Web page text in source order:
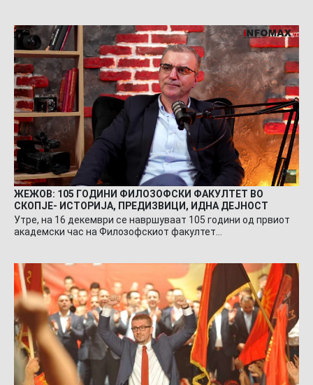
ЖЕЖОВ: 105 ГОДИНИ ФИЛОЗОФСКИ ФАКУЛТЕТ ВО
СКОПЈЕ- ИСТОРИЈА, ПРЕДИЗВИЦИ, ИДНА ДЕЈНОСТ
Утре, на 16 декември се навршуваат 105 години од првиот
академски час на Филозофскиот факултет…